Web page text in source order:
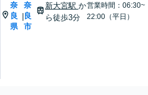
奈
良
県
|
奈
良
市
新大宮駅 か
ら徒歩3分
営業時間：06:30~
22:00（平日）